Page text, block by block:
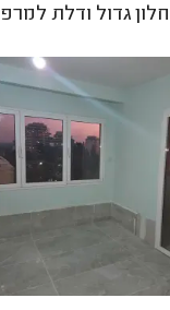
גדול ודלת